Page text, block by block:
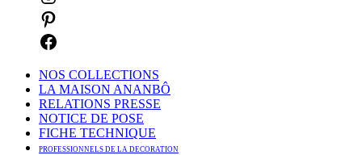
NOS COLLECTIONS
LA MAISON ANANBÔ
RELATIONS PRESSE
NOTICE DE POSE
FICHE TECHNIQUE
PROFESSIONNELS DE LA DECORATION